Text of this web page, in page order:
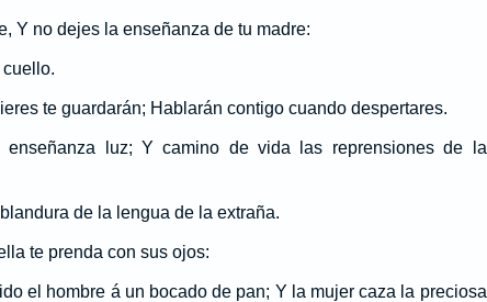
Y no dejes la enseñanza de tu madre:
te guardarán; Hablarán contigo cuando despertares.
luz; Y camino de vida las reprensiones de la
de la lengua de la extraña.
te prenda con sus ojos:
el hombre á un bocado de pan; Y la mujer caza la preciosa